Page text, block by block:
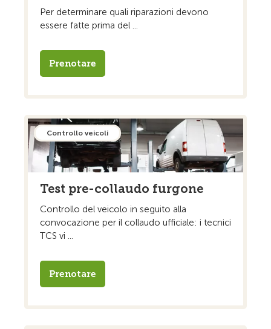
Per determinare quali riparazioni devono
essere fatte prima del ...
Prenotare
Controllo veicoli
Test pre-collaudo furgone
Controllo del veicolo in seguito alla
convocazione per il collaudo ufficiale: i tecnici
TCS vi ...
Prenotare